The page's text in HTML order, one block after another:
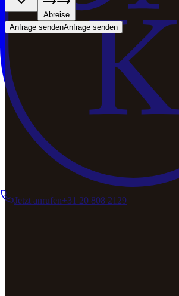
Jetzt anrufen+31 20 808 2129
Abreise
Anfrage sendenAnfrage senden